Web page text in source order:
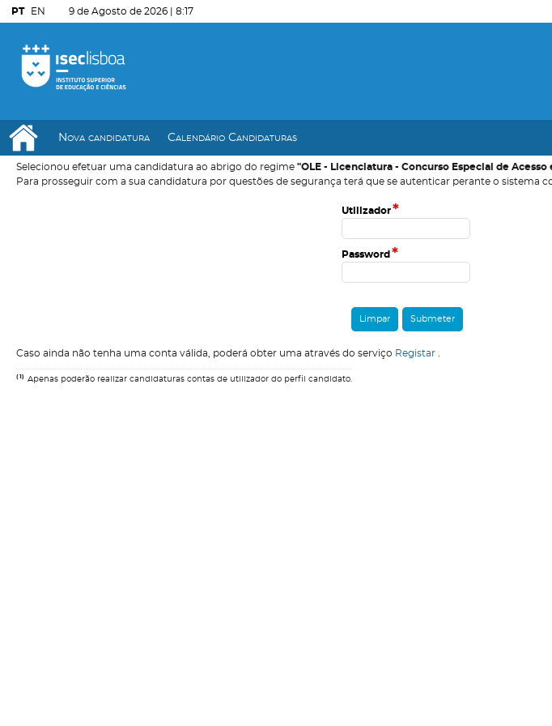
PT EN 9 de Agosto de 2026 | 8:17
Nova candidatura Calendário Candidaturas
Selecionou efetuar uma candidatura ao abrigo do regime "OLE - Licenciatura - Concurso Especial de
Para prosseguir com a sua candidatura por questões de segurança terá que se autenticar perante o sistema
Utilizador*
Password *
Caso ainda não tenha uma conta válida, poderá obter uma através do serviço Registar
(1) Apenas poderão realizar candidaturas contas de utilizador do perfil candidato.